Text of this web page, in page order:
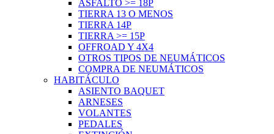
ASFALTO >= 18P
TIERRA 13 O MENOS
TIERRA 14P
TIERRA >= 15P
OFFROAD Y 4X4
OTROS TIPOS DE NEUMÁTICOS
COMPRA DE NEUMÁTICOS
HABITÁCULO
ASIENTO BAQUET
ARNESES
VOLANTES
PEDALES